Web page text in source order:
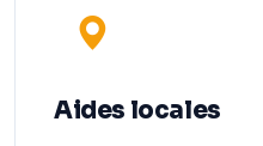
Aides locales